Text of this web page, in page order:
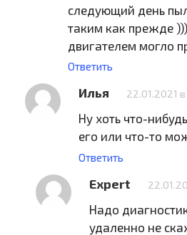
следующий день
таким как прежде
двигателем могло
Ответить
Илья 22.01.2021
Ну хоть что-
его или что-то
Ответить
Expert
Надо
удаленно не